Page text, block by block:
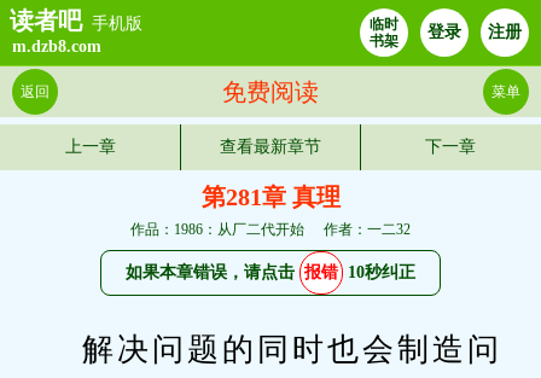
读者吧 手机版
m.dzb8.com
临时
书架
登录 注册
免费阅读
返回 菜单
上一章 查看最新章节 下一章
第281章 真理
作品：1986：从厂二代开始 作者：一二32
如果本章错误，请点击 报错 10秒纠正
解决问题的同时也会制造问